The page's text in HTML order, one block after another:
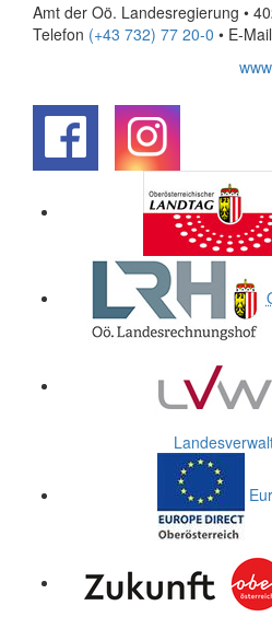
Amt der Oö. Landesregierung •
Telefon (+43 732) 77 20-0 • E-Mail